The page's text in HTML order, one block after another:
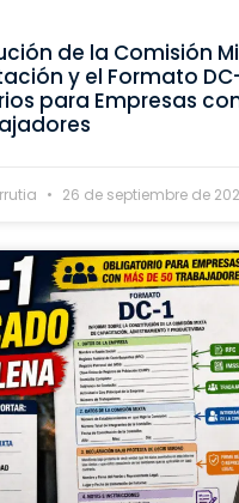
de la Comisión
y el Formato
para Empresas
26 de septiembre de